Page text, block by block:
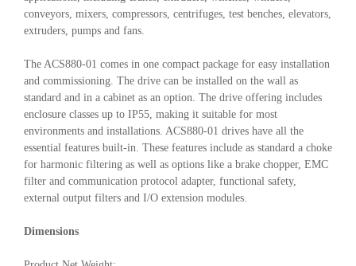
conveyors, mixers, compressors, centrifuges, test benches, elevators,
extruders, pumps and fans.
The ACS880-01 comes in one compact package for easy installation
and commissioning. The drive can be installed on the wall as
standard and in a cabinet as an option. The drive offering includes
enclosure classes up to IP55, making it suitable for most
environments and installations. ACS880-01 drives have all the
essential features built-in. These features include as standard a choke
for harmonic filtering as well as options like a brake chopper, EMC
filter and communication protocol adapter, functional safety,
external output filters and I/O extension modules.
Dimensions